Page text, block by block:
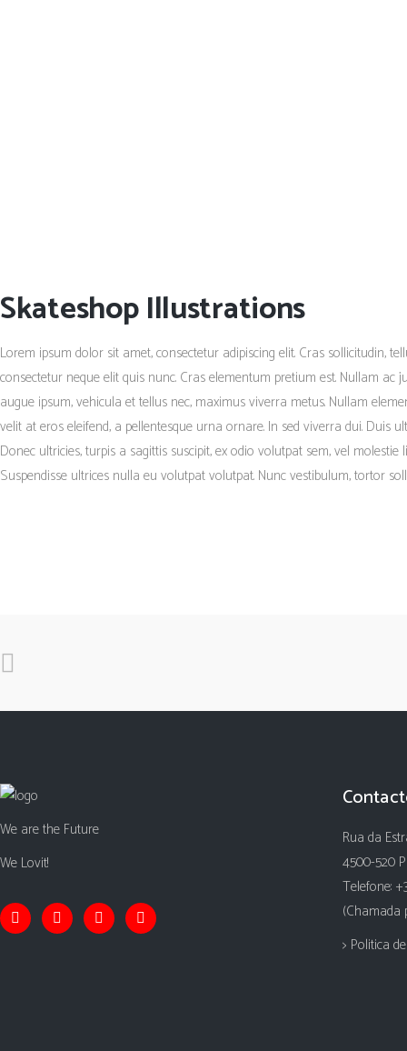
Skateshop Illustrations
Lorem ipsum dolor sit amet, consectetur adipiscing elit. Cras sollicitudin,
consectetur neque elit quis nunc. Cras elementum pretium est. Nullam ac
augue ipsum, vehicula et tellus nec, maximus viverra metus. Nullam
velit at eros eleifend, a pellentesque urna ornare. In sed viverra dui. Duis
Donec ultricies, turpis a sagittis suscipit, ex odio volutpat sem, vel
Suspendisse ultrices nulla eu volutpat volutpat. Nunc vestibulum, tortor
We are the Future
We Lovit!
Rua da
4500-520
Telefone:
(Chamada
> Politica